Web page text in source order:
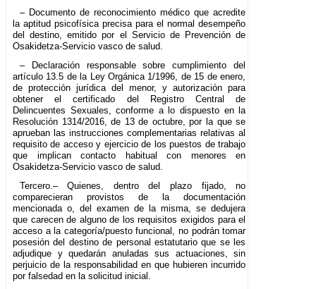
– Documento de reconocimiento médico que acredite
la aptitud psicofísica precisa para el normal desempeño
del destino, emitido por el Servicio de Prevención de
Osakidetza-Servicio vasco de salud.
– Declaración responsable sobre cumplimiento del
artículo 13.5 de la Ley Orgánica 1/1996, de 15 de enero,
de protección jurídica del menor, y autorización para
obtener el certificado del Registro Central de
Delincuentes Sexuales, conforme a lo dispuesto en la
Resolución 1314/2016, de 13 de octubre, por la que se
aprueban las instrucciones complementarias relativas al
requisito de acceso y ejercicio de los puestos de trabajo
que implican contacto habitual con menores en
Osakidetza-Servicio vasco de salud.
Tercero.– Quienes, dentro del plazo fijado, no
comparecieran provistos de la documentación
mencionada o, del examen de la misma, se dedujera
que carecen de alguno de los requisitos exigidos para el
acceso a la categoría/puesto funcional, no podrán tomar
posesión del destino de personal estatutario que se les
adjudique y quedarán anuladas sus actuaciones, sin
perjuicio de la responsabilidad en que hubieren incurrido
por falsedad en la solicitud inicial.